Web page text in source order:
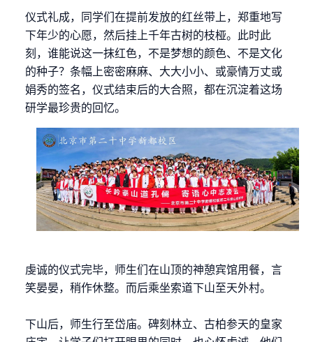
仪式礼成，同学们在提前发放的红丝带上，郑重地写
下年少的心愿，然后挂上千年古树的枝桠。此时此
刻，谁能说这一抹红色，不是梦想的颜色、不是文化
的种子？条幅上密密麻麻、大大小小、或豪情万丈或
娟秀的签名，仪式结束后的大合照，都在沉淀着这场
研学最珍贵的回忆。
虔诚的仪式完毕，师生们在山顶的神憩宾馆用餐，言
笑晏晏，稍作休整。而后乘坐索道下山至天外村。
下山后，师生行至岱庙。碑刻林立、古柏参天的皇家